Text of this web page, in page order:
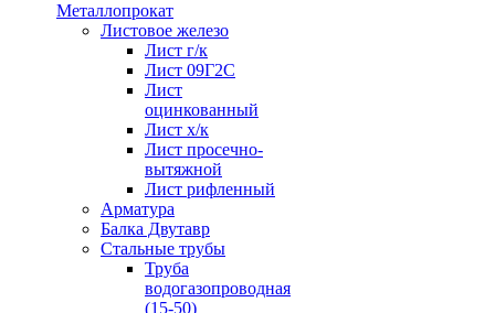
Металлопрокат
Листовое железо
Лист г/к
Лист 09Г2С
Лист
оцинкованный
Лист х/к
Лист просечно-
вытяжной
Лист рифленный
Арматура
Балка Двутавр
Стальные трубы
Труба
водогазопроводная
(15-50)